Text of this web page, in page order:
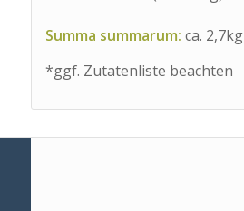
Summa summarum: ca. 2,7kg
*ggf. Zutatenliste beachten